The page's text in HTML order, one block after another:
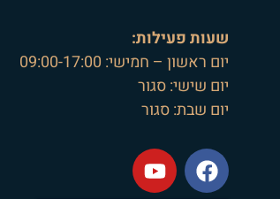
שעות פעילות:
יום ראשון – חמישי: 09:00-17:00
יום שישי: סגור
יום שבת: סגור